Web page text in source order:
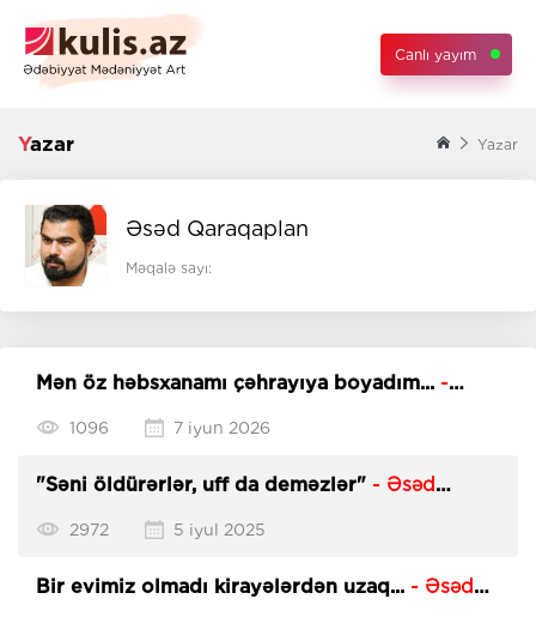
Canlı yayım
Yazar Yazar
Əsəd Qaraqaplan
Məqalə sayı:
Mən öz həbsxanamı çəhrayıya boyadım... -
1096 7 iyun 2026
"Səni öldürərlər, uff da deməzlər" - Əsəd
2972 5 iyul 2025
Bir evimiz olmadı kirayələrdən uzaq... - Əsəd